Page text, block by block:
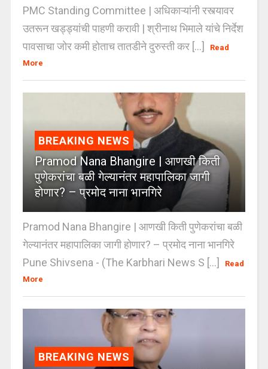
PMC Standing Committee | अधिकाऱ्यांनी रस्त्यावर
उतरून खड्ड्यांची पाहणी करावी | श्रीनाथ भिमाले यांचे निर्देश
पावसाचा जोर कमी होताच तातडीने दुरुस्ती कर [...]
Read
More
BREAKING NEWS
Pramod Nana Bhangire | आणखी किती
पुणेकरांचा बळी गेल्यानंतर महापालिका जागी
होणार? – प्रमोद नाना भानगिरे
Pramod Nana Bhangire | आणखी किती पुणेकरांचा बळी
गेल्यानंतर महापालिका जागी होणार? – प्रमोद नाना भानगिरे
Pune Shivsena - (The Karbhari News S [...]
Read
More
BREAKING NEWS